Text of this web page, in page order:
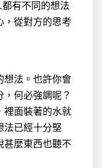
有不同的想法
，從對方的思考
想法。也許你會
何必強調呢？
裡面裝著的水就
法已經十分堅
甚麼東西也聽不